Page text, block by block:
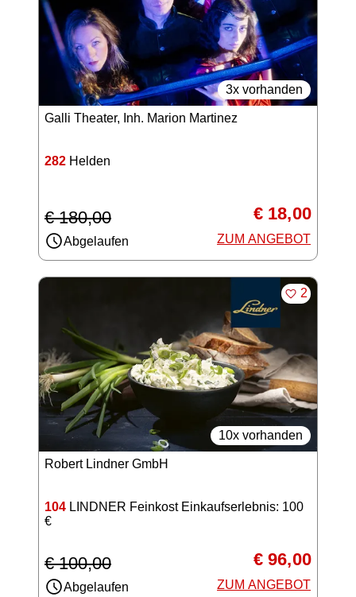
3x vorhanden
Galli Theater, Inh. Marion Martinez
282 Helden
€ 180,00
Abgelaufen
€ 18,00
ZUM ANGEBOT
10x vorhanden
MERKEN
2
Robert Lindner GmbH
104 LINDNER Feinkost Einkaufserlebnis: 100
€
€ 100,00
Abgelaufen
€ 96,00
ZUM ANGEBOT